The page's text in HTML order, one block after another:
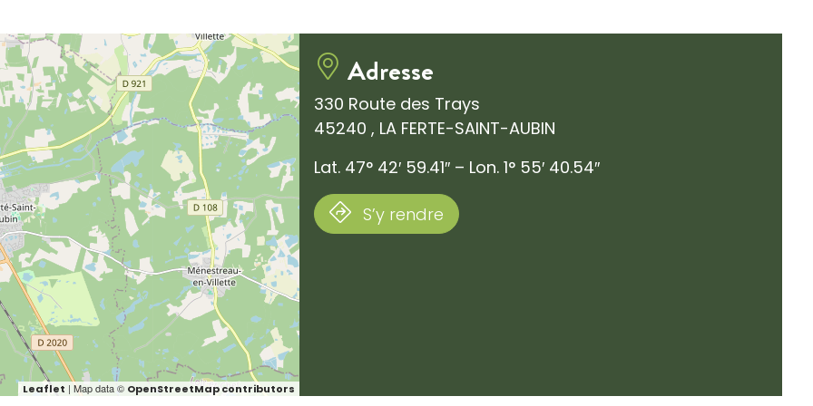
Leaflet | Map data © OpenStreetMap contributors
Adresse
330 Route des Trays
45240 , LA FERTE-SAINT-AUBIN
Lat. 47° 42′ 59.41″ – Lon. 1° 55′ 40.54″
S’y rendre